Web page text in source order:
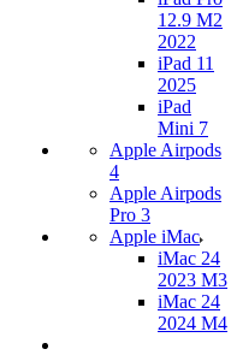
12.9 M2
2022
iPad 11
2025
iPad
Mini 7
Apple Airpods
4
Apple Airpods
Pro 3
Apple iMac
iMac 24
2023 M3
iMac 24
2024 M4